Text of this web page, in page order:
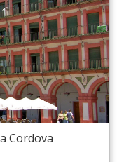
Cordova